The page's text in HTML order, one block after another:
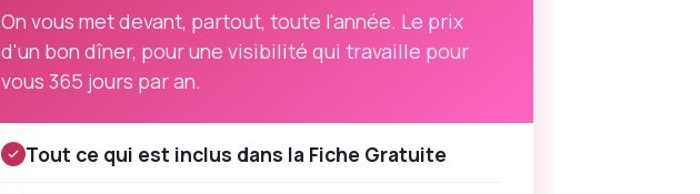
On vous met devant, partout, toute l'année. Le prix
d'un bon dîner, pour une visibilité qui travaille pour
vous 365 jours par an.
Tout ce qui est inclus dans la Fiche Gratuite